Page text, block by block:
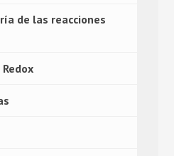
de las reacciones